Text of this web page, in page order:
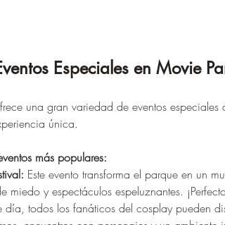
Especiales en Movie
una gran variedad de eventos
única.
más populares:
Este evento transforma el parque en un
miedo y espectáculos espeluznantes.
día, todos los fanáticos del cosplay pueden